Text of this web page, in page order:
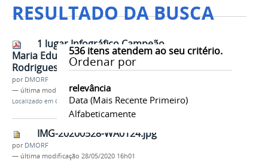
RESULTADO DA BUSCA
536itens atendem ao seu critério.
Ordenar por
relevância
Data (mais Recente Primeiro)
Alfabeticamente
1 lugar Infográfico Campeão
Maria Eduarda Lopes e Tayene
Rodrigues.pdf
por DMORF
— última modificação20/03/2024 06h48
Localizado em Contents /Documentos
IMG-20200528-WA0124.jpg
por DMORF
— última modificação 28/05/2020 16h01